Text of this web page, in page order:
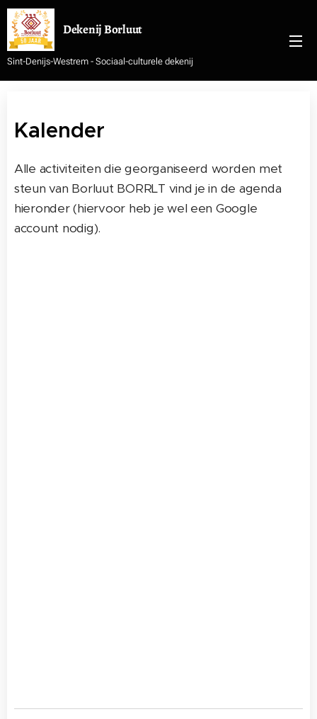
DekenijBorluut
Sint-Denijs-Westrem - Sociaal-culturele dekenij
Kalender
Alle activiteiten die georganiseerd worden met
steun van Borluut BORRLT vind je in de agenda
hieronder (hiervoor heb je wel een Google
account nodig).